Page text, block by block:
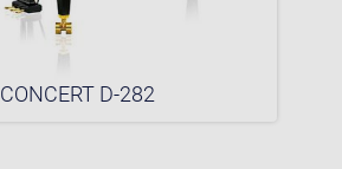
CONCERT D-282